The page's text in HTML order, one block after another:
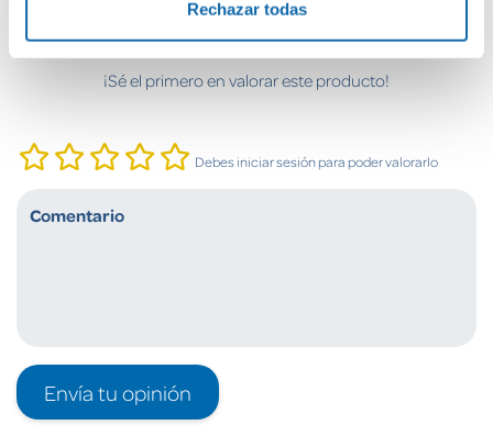
Rechazar todas
Cuéntanos tu opinión
¡Sé el primero en valorar este producto!
Debes iniciar sesión para poder valorarlo
Envía tu opinión